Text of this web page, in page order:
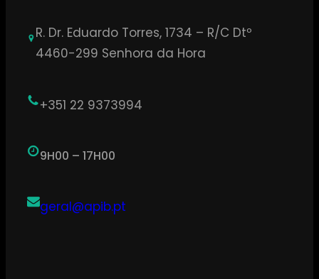
R. Dr. Eduardo Torres, 1734 – R/C Dtº
4460-299 Senhora da Hora
+351 22 9373994
9H00 – 17H00
geral@apib.pt